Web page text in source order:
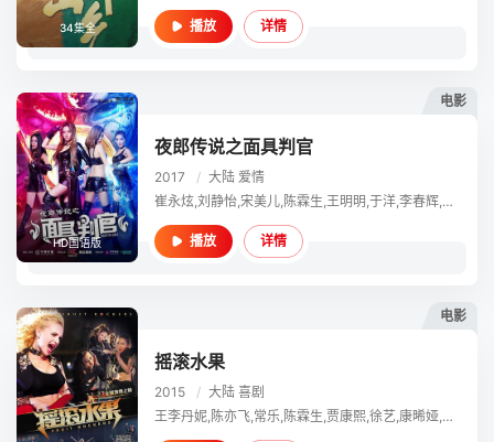
34集全 播放 详情
电影
HD国语版
夜郎传说之面具判官
2017 / 大陆 爱情
崔永炫,刘静怡,宋美儿,陈霖生,王明明,于洋,李春辉,张若依,贾漪娜,于非,车锦晨
播放 详情
电影
摇滚水果
2015 / 大陆 喜剧
王李丹妮,陈亦飞,常乐,陈霖生,贾康熙,徐艺,康晞娅,魏健,金宝,姜鑫